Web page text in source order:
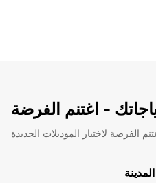
- اغتنم الفرضة
الفرصة لاختبار الموديلات الجديدة